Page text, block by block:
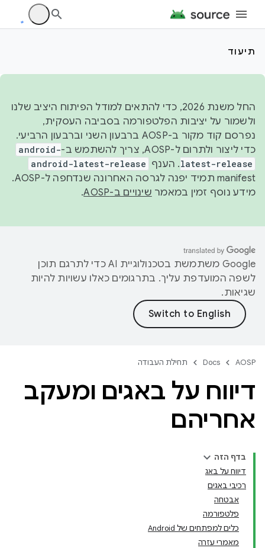
תיעוד
החל משנת 2026, כדי להתאים למודל הפיתוח היציב שלנו
ולשמור על יציבות הפלטפורמה בסביבה העסקית,
נפרסם קוד מקור ב-AOSP ברבעון השני וברבעון הרביעי.
כדי ליצור ולתרום ל-AOSP, צריך להשתמש ב-
android-
latest-release. הענף android-latest-release
manifest תמיד יפנה לגרסה האחרונה שנדחפה ל-AOSP.
מידע נוסף זמין במאמר שינויים ב-AOSP .
‫Google משתמשת בטכנולוגיית AI כדי לתרגם תוכן
לשפה המועדפת עליך. בתרגומים כאלו עשויות להיות
שגיאות.
AOSP
Docs תחילת העבודה
דיווח על באגים ומעקב
אחריהם
בדף הזה
דיווח על באג
רכיבי באגים
אבטחה
פלטפורמה
כלים למפתחים של Android
מאמרי עזרה